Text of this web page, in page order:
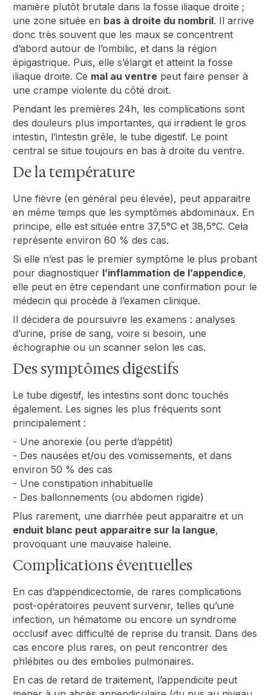
manière plutôt brutale dans la fosse iliaque droite ;
une zone située en bas à droite du nombril. Il arrive
donc très souvent que les maux se concentrent
d’abord autour de l’ombilic, et dans la région
épigastrique. Puis, elle s’élargit et atteint la fosse
iliaque droite. Ce mal au ventre peut faire penser à
une crampe violente du côté droit.
Pendant les premières 24h, les complications sont
des douleurs plus importantes, qui irradient le gros
intestin, l’intestin grêle, le tube digestif. Le point
central se situe toujours en bas à droite du ventre.
De la température
Une fièvre (en général peu élevée), peut apparaitre
en même temps que les symptômes abdominaux. En
principe, elle est située entre 37,5°C et 38,5°C. Cela
représente environ 60 % des cas.
Si elle n’est pas le premier symptôme le plus probant
pour diagnostiquer l’inflammation de l’appendice,
elle peut en être cependant une confirmation pour le
médecin qui procède à l’examen clinique.
Il décidera de poursuivre les examens : analyses
d’urine, prise de sang, voire si besoin, une
échographie ou un scanner selon les cas.
Des symptômes digestifs
Le tube digestif, les intestins sont donc touchés
également. Les signes les plus fréquents sont
principalement :
- Une anorexie (ou perte d’appétit)
- Des nausées et/ou des vomissements, et dans
environ 50 % des cas
- Une constipation inhabituelle
- Des ballonnements (ou abdomen rigide)
Plus rarement, une diarrhée peut apparaitre et un
enduit blanc peut apparaitre sur la langue,
provoquant une mauvaise haleine.
Complications éventuelles
En cas d’appendicectomie, de rares complications
post-opératoires peuvent survenir, telles qu’une
infection, un hématome ou encore un syndrome
occlusif avec difficulté de reprise du transit. Dans des
cas encore plus rares, on peut rencontrer des
phlébites ou des embolies pulmonaires.
En cas de retard de traitement, l’appendicite peut